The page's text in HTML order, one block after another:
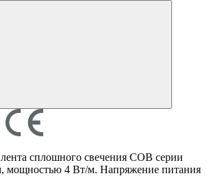
сплошного свечения COB серии
мощностью 4 Вт/м. Напряжение питания